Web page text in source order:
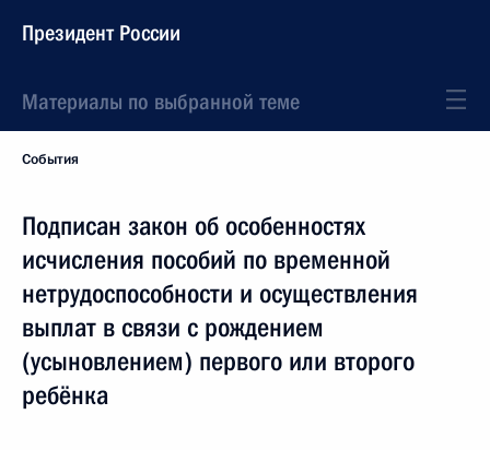
Президент России
Материалы по выбранной теме
События
Подписан закон об особенностях
исчисления пособий по временной
нетрудоспособности и осуществления
выплат в связи с рождением
(усыновлением) первого или второго
ребёнка